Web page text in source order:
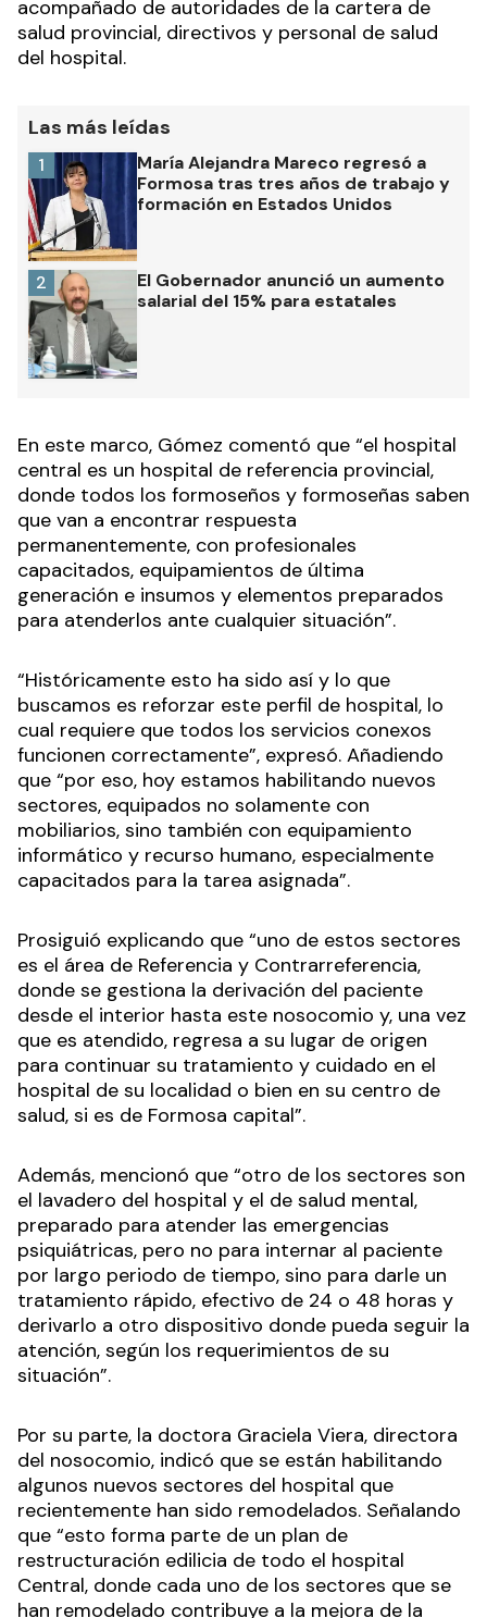
acompañado de autoridades de la cartera de
salud provincial, directivos y personal de salud
del hospital.
Las más leídas
María Alejandra Mareco regresó a
Formosa tras tres años de trabajo y
formación en Estados Unidos
1
El Gobernador anunció un aumento
salarial del 15% para estatales
2
En este marco, Gómez comentó que “el hospital
central es un hospital de referencia provincial,
donde todos los formoseños y formoseñas saben
que van a encontrar respuesta
permanentemente, con profesionales
capacitados, equipamientos de última
generación e insumos y elementos preparados
para atenderlos ante cualquier situación”.
“Históricamente esto ha sido así y lo que
buscamos es reforzar este perfil de hospital, lo
cual requiere que todos los servicios conexos
funcionen correctamente”, expresó. Añadiendo
que “por eso, hoy estamos habilitando nuevos
sectores, equipados no solamente con
mobiliarios, sino también con equipamiento
informático y recurso humano, especialmente
capacitados para la tarea asignada”.
Prosiguió explicando que “uno de estos sectores
es el área de Referencia y Contrarreferencia,
donde se gestiona la derivación del paciente
desde el interior hasta este nosocomio y, una vez
que es atendido, regresa a su lugar de origen
para continuar su tratamiento y cuidado en el
hospital de su localidad o bien en su centro de
salud, si es de Formosa capital”.
Además, mencionó que “otro de los sectores son
el lavadero del hospital y el de salud mental,
preparado para atender las emergencias
psiquiátricas, pero no para internar al paciente
por largo periodo de tiempo, sino para darle un
tratamiento rápido, efectivo de 24 o 48 horas y
derivarlo a otro dispositivo donde pueda seguir la
atención, según los requerimientos de su
situación”.
Por su parte, la doctora Graciela Viera, directora
del nosocomio, indicó que se están habilitando
algunos nuevos sectores del hospital que
recientemente han sido remodelados. Señalando
que “esto forma parte de un plan de
restructuración edilicia de todo el hospital
Central, donde cada uno de los sectores que se
han remodelado contribuye a la mejora de la